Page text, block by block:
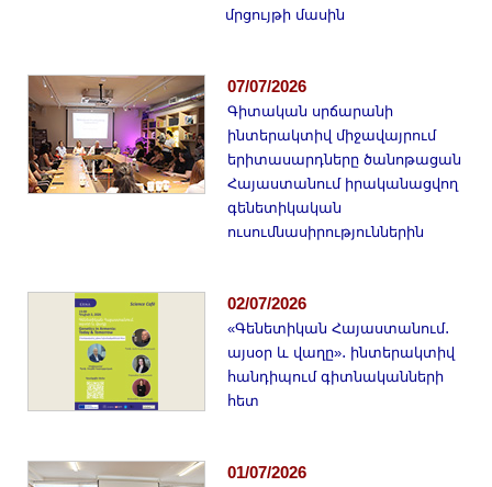
Ազդեր
Հոբելյաններ
Համալսարաններ
Նորություններ
Գիտական արդյունքներ
Սփյուռքի գիտնականները
Մեր երախտավորները
Հայտարարություններ
Կայքի քարտեզ
մրցույթի մասին
07/07/2026
Գիտական սրճարանի
ինտերակտիվ միջավայրում
երիտասարդները ծանոթացան
Հայաստանում իրականացվող
գենետիկական
ուսումնասիրություններին
02/07/2026
«Գենետիկան Հայաստանում․
այսօր և վաղը»․ ինտերակտիվ
հանդիպում գիտնականների
հետ
01/07/2026